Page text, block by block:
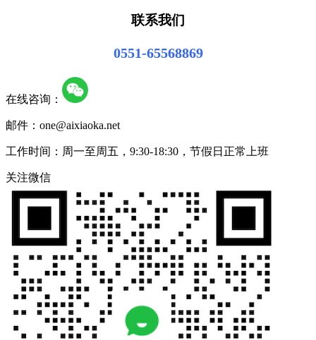
联系我们
0551-65568869
在线咨询：
邮件：one@aixiaoka.net
工作时间：周一至周五，9:30-18:30，节假日正常上班
关注微信